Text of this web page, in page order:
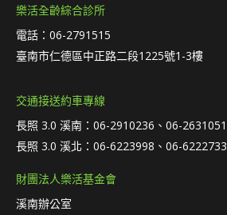
樂活全齡綜合診所
電話：06-2791515
臺南市仁德區中正路二段1225號1-3樓
交通接送約車專線
長照 3.0 溪南：06-2910236、06-2631051
長照 3.0 溪北：06-6223998、06-6222733
財團法人樂活基金會
溪南辦公室